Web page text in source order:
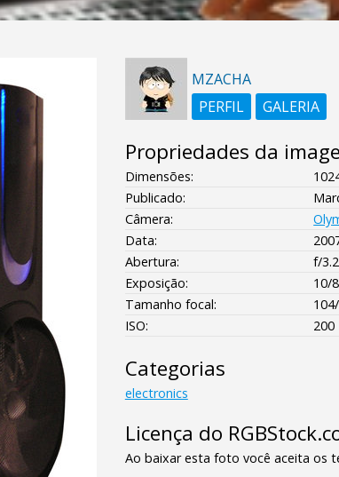
MZACHA
PERFIL
GALERIA
Propriedades da
Dimensões:
Publicado:
Câmera:
Data:
Abertura:
f/3.2
Exposição:
10/
Tamanho focal:
ISO:
200
Categorias
electronics
Licença do
Ao baixar esta foto você aceita os